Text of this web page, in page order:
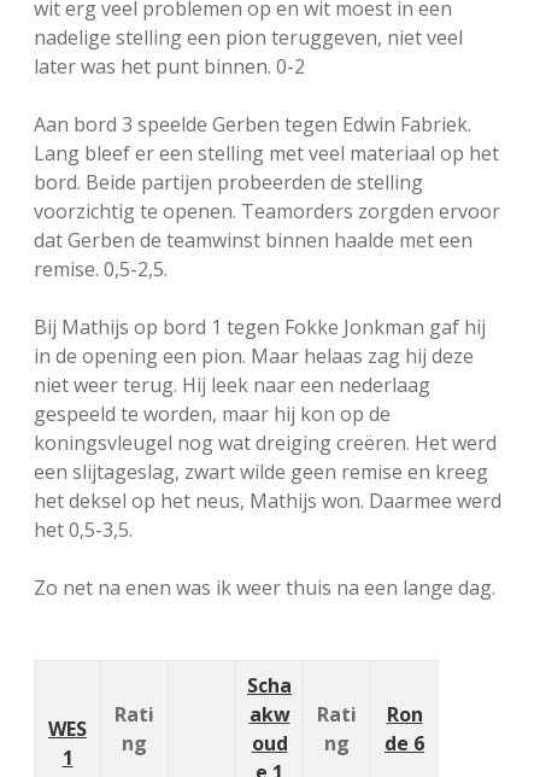
wit erg veel problemen op en wit moest in een
nadelige stelling een pion teruggeven, niet veel
later was het punt binnen. 0-2
Aan bord 3 speelde Gerben tegen Edwin Fabriek.
Lang bleef er een stelling met veel materiaal op het
bord. Beide partijen probeerden de stelling
voorzichtig te openen. Teamorders zorgden ervoor
dat Gerben de teamwinst binnen haalde met een
remise. 0,5-2,5.
Bij Mathijs op bord 1 tegen Fokke Jonkman gaf hij
in de opening een pion. Maar helaas zag hij deze
niet weer terug. Hij leek naar een nederlaag
gespeeld te worden, maar hij kon op de
koningsvleugel nog wat dreiging creëren. Het werd
een slijtageslag, zwart wilde geen remise en kreeg
het deksel op het neus, Mathijs won. Daarmee werd
het 0,5-3,5.
Zo net na enen was ik weer thuis na een lange dag.
WES
1
Rati
ng
Scha
akw
oud
Rati
ng
Ron
de 6